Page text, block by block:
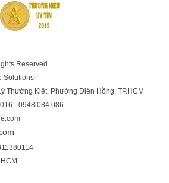
Reserved.
Solutions
Thường Kiệt, Phường Diên Hồng, TP.HCM
- 0948 084 086